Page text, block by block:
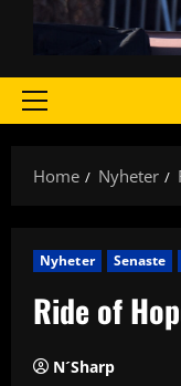
Primary
Home
Nyheter
Nyheter Senaste
Ride of
N´Sharp